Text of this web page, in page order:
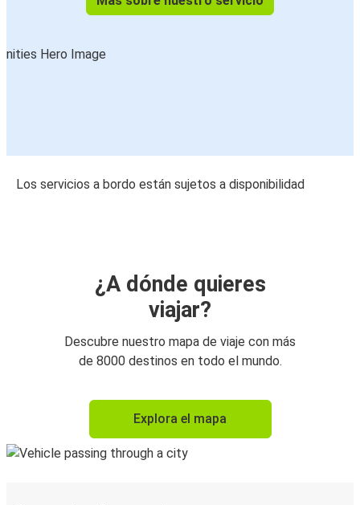
Los servicios a bordo están sujetos a disponibilidad
¿A dónde quieres
viajar?
Descubre nuestro mapa de viaje con más
de 8000 destinos en todo el mundo.
Explora el mapa